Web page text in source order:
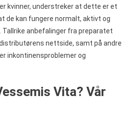
kvinner, understreker at dette er et
de kan fungere normalt, aktivt og
anbefalinger fra preparatet
nettside, samt på andre
inkontinensproblemer og
Vita? Vår